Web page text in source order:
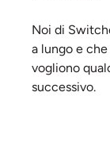
Noi di
a lungo e
vogliono
successivo.